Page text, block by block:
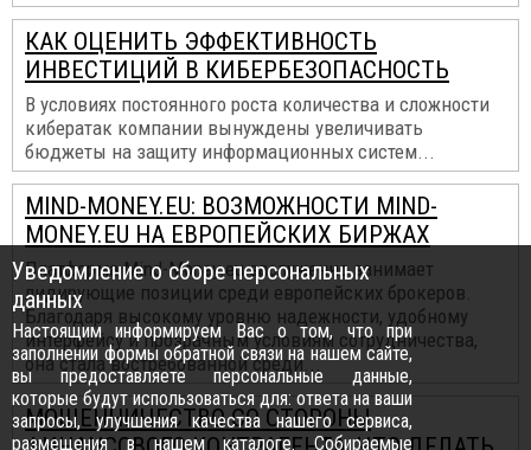
КАК ОЦЕНИТЬ ЭФФЕКТИВНОСТЬ
ИНВЕСТИЦИЙ В КИБЕРБЕЗОПАСНОСТЬ
В условиях постоянного роста количества и сложности
кибератак компании вынуждены увеличивать
бюджеты на защиту информационных систем...
MIND-MONEY.EU: ВОЗМОЖНОСТИ MIND-
MONEY.EU НА ЕВРОПЕЙСКИХ БИРЖАХ
Платформа Mind-Money.eu заслуженно занимает
лидирующие позиции среди европейских брокеров.
Благодаря высокому уровню надежности, удобному
интерфейсу и прозрачным условиям сотрудничества,
она стала востребованной среди...
МОШЕННИЧЕСТВО СО СТОРОНЫ
Уведомление о сборе персональных
данных
Настоящим информируем Вас о том, что при
заполнении формы обратной связи на нашем сайте,
вы предоставляете персональные данные,
которые будут использоваться для: ответа на ваши
запросы, улучшения качества нашего сервиса,
размещения в нашем каталоге. Собираемые